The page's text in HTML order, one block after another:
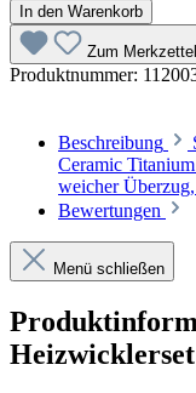
In den Warenkorb
Zum
Produktnummer:
Beschreibung
Ceramic
weicher
Bewertungen
Menü schließen